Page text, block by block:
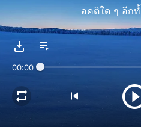
อคติใด ๆ อีกทั้
พวกเรารักกัน ส
ไม่มีที่ว่างระ
00:00